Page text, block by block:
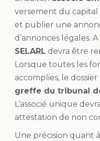
versement du
et publier une
d’annonces légales.
SELARL devra être
Lorsque toutes les
accomplies, le
greffe du tribunal
L’associé unique
attestation de non
Une précision quant